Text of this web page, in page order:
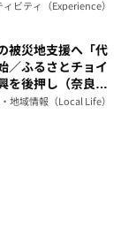
ビティ（Experience）
被災地支援へ「代
／ふるさとチョイ
を後押し（奈良
地域情報（Local Life）